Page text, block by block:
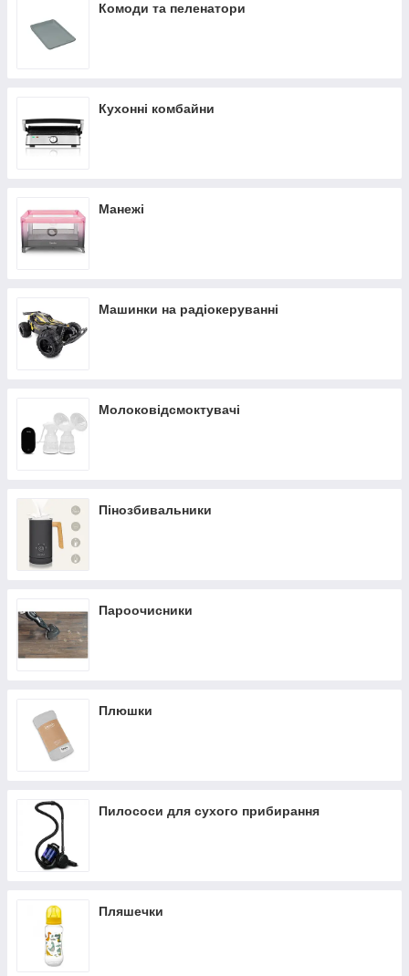
Комоди та пеленатори
Кухонні комбайни
Манежі
Машинки на радіокеруванні
Молоковідсмоктувачі
Пінозбивальники
Пароочисники
Плюшки
Пилососи для сухого прибирання
Пляшечки